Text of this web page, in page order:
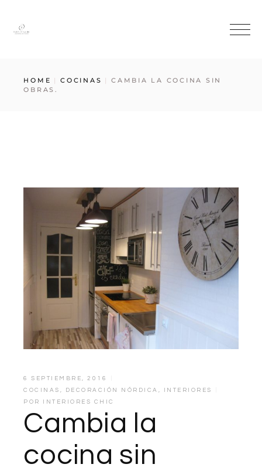
HOME COCINAS
CAMBIA LA COCINA SIN
OBRAS.
6 SEPTIEMBRE, 2016
COCINAS
DECORACIÓN NÓRDICA
INTERIORES
POR
INTERIORES CHIC
Cambia la
cocina sin